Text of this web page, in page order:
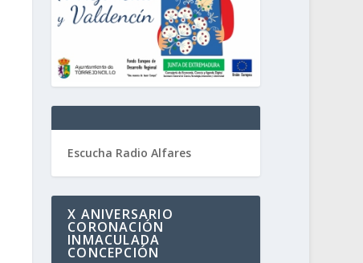
Escucha Radio Alfares
X ANIVERSARIO
CORONACIÓN
INMACULADA
CONCEPCIÓN